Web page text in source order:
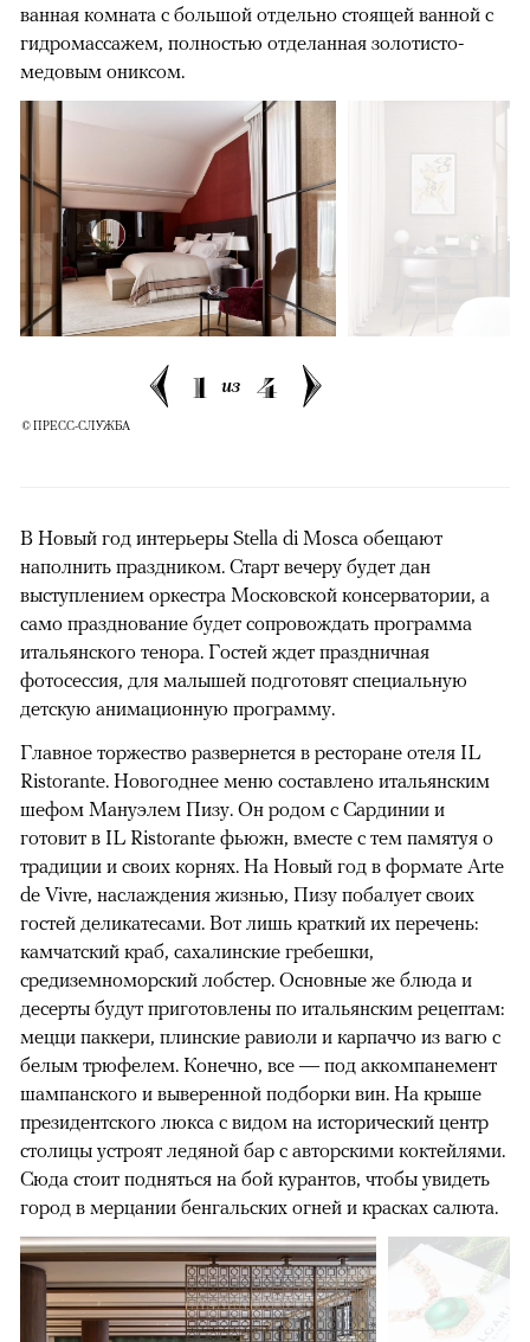
ванная комната с большой отдельно стоящей ванной с
гидромассажем, полностью отделанная золотисто-
медовым ониксом.
1 из 4
© ПРЕСС-СЛУЖБА
В Новый год интерьеры Stella di Mosca обещают
наполнить праздником. Старт вечеру будет дан
выступлением оркестра Московской консерватории, а
само празднование будет сопровождать программа
итальянского тенора. Гостей ждет праздничная
фотосессия, для малышей подготовят специальную
детскую анимационную программу.
Главное торжество развернется в ресторане отеля IL
Ristorante. Новогоднее меню составлено итальянским
шефом Мануэлем Пизу. Он родом с Сардинии и
готовит в IL Ristorante фьюжн, вместе с тем памятуя о
традиции и своих корнях. На Новый год в формате Arte
de Vivre, наслаждения жизнью, Пизу побалует своих
гостей деликатесами. Вот лишь краткий их перечень:
камчатский краб, сахалинские гребешки,
средиземноморский лобстер. Основные же блюда и
десерты будут приготовлены по итальянским рецептам:
мецци паккери, плинские равиоли и карпаччо из вагю с
белым трюфелем. Конечно, все — под аккомпанемент
шампанского и выверенной подборки вин. На крыше
президентского люкса с видом на исторический центр
столицы устроят ледяной бар с авторскими коктейлями.
Сюда стоит подняться на бой курантов, чтобы увидеть
город в мерцании бенгальских огней и красках салюта.